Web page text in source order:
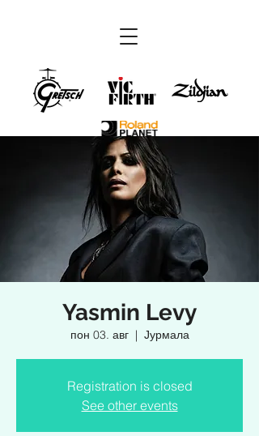
Yasmin Levy
пон 03. авг
  |
Јурмала
Registration is closed
See other events